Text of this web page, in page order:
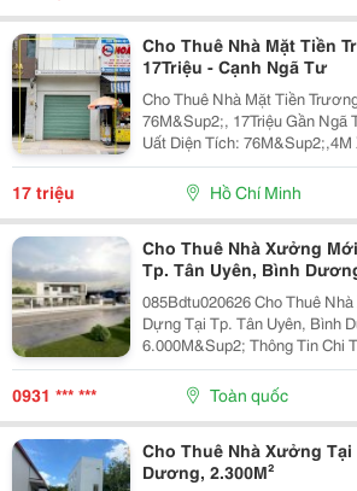
Cho Thuê Nhà Mặt Tiền
17Triệu - Cạnh Ngã Tư
Cho Thuê Nhà Mặt Tiền
76M&Sup2;, 17Triệu Gần Ngã
Uất Diện Tích:
120M&Sup2;. Có Vỉa Hè 5M
Lửng, Nhà Còn Tốt, Sẵn Cửa
Vừa Ở Lại...
17 triệu Hồ Chí Minh
Cho Thuê Nhà Xưởng
Tp. Tân Uyên, Bình
085Bdtu020626 Cho Thuê Nhà Xưởng Mới Đang Xây
Dựng Tại Tp. Tân Uyên, Bình
6.000M&Sup2; Thông Tin Chi Tiết Vị Trí: Tp. Tân Uyên,
Bình Dương. Tổng Diện Tích
9.800M&Sup2; Diện Tích Sử Dụng Tổng Diện Tích Nhà
Xưởng:...
0931 *** *** Toàn quốc
Cho Thuê Nhà Xưởng
Dương, 2.300M²